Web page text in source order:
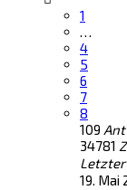
1
…
4
5
6
7
8
109
34781
19. Mai